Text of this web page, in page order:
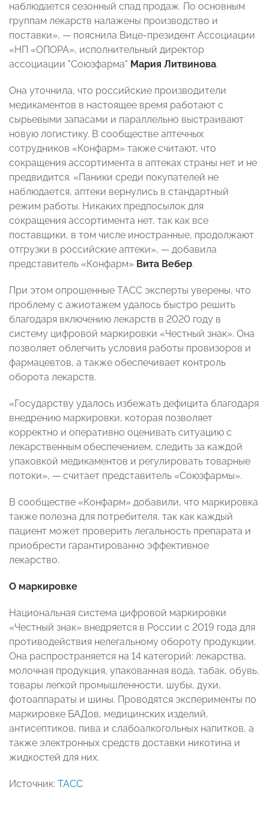
наблюдается сезонный спад продаж. По основным
группам лекарств налажены производство и
поставки», — пояснила Вице-президент Ассоциации
«НП «ОПОРА», исполнительный директор
ассоциации "Союзфарма" Мария Литвинова.
Она уточнила, что российские производители
медикаментов в настоящее время работают с
сырьевыми запасами и параллельно выстраивают
новую логистику. В сообществе аптечных
сотрудников «Конфарм» также считают, что
сокращения ассортимента в аптеках страны нет и не
предвидится. «Паники среди покупателей не
наблюдается, аптеки вернулись в стандартный
режим работы. Никаких предпосылок для
сокращения ассортимента нет, так как все
поставщики, в том числе иностранные, продолжают
отгрузки в российские аптеки», — добавила
представитель «Конфарм» Вита Вебер.
При этом опрошенные ТАСС эксперты уверены, что
проблему с ажиотажем удалось быстро решить
благодаря включению лекарств в 2020 году в
систему цифровой маркировки «Честный знак». Она
позволяет облегчить условия работы провизоров и
фармацевтов, а также обеспечивает контроль
оборота лекарств.
«Государству удалось избежать дефицита благодаря
внедрению маркировки, которая позволяет
корректно и оперативно оценивать ситуацию с
лекарственным обеспечением, следить за каждой
упаковкой медикаментов и регулировать товарные
потоки», — считает представитель «Союзфармы».
В сообществе «Конфарм» добавили, что маркировка
также полезна для потребителя, так как каждый
пациент может проверить легальность препарата и
приобрести гарантированно эффективное
лекарство.
О маркировке
Национальная система цифровой маркировки
«Честный знак» внедряется в России с 2019 года для
противодействия нелегальному обороту продукции.
Она распространяется на 14 категорий: лекарства,
молочная продукция, упакованная вода, табак, обувь,
товары легкой промышленности, шубы, духи,
фотоаппараты и шины. Проводятся эксперименты по
маркировке БАДов, медицинских изделий,
антисептиков, пива и слабоалкогольных напитков, а
также электронных средств доставки никотина и
жидкостей для них.
Источник: ТАСС